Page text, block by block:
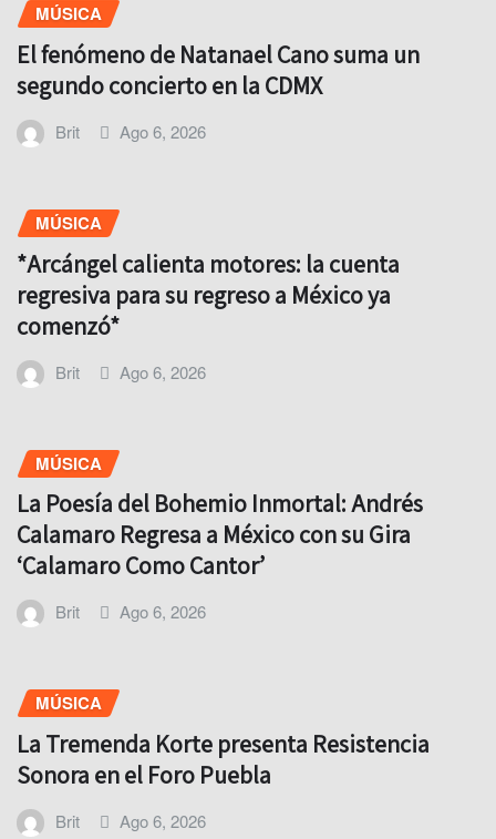
MÚSICA
El fenómeno de Natanael Cano suma un
segundo concierto en la CDMX
Brit Ago 6, 2026
MÚSICA
*Arcángel calienta motores: la cuenta
regresiva para su regreso a México ya
comenzó*
Brit Ago 6, 2026
MÚSICA
La Poesía del Bohemio Inmortal: Andrés
Calamaro Regresa a México con su Gira
‘Calamaro Como Cantor’
Brit Ago 6, 2026
MÚSICA
La Tremenda Korte presenta Resistencia
Sonora en el Foro Puebla
Brit Ago 6, 2026